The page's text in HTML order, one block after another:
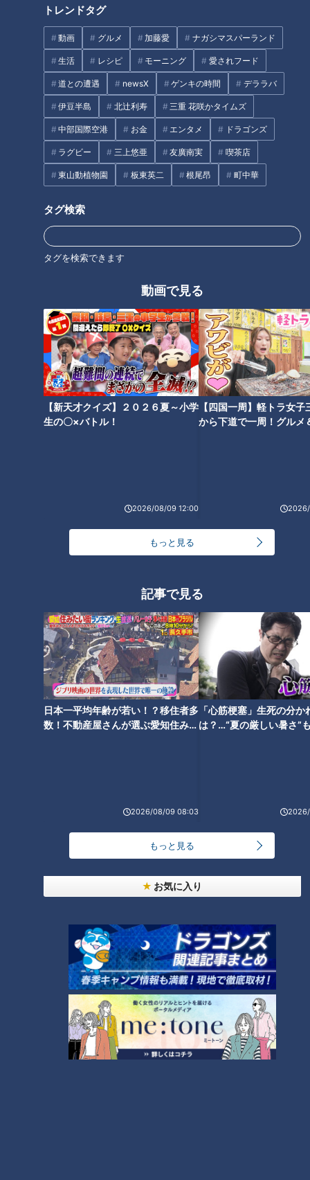
トレンドタグ
動画 グルメ 加藤愛 ナガシマスパーランド
生活 レシピ モーニング 愛されフード
道との遭遇 newsX ゲンキの時間 デララバ
伊豆半島 北辻利寿 三重 花咲かタイムズ
中部国際空港 お金 エンタメ ドラゴンズ
ラグビー 三上悠亜 友廣南実 喫茶店
東山動植物園 板東英二 根尾昂 町中華
タグ検索
タグを検索できます
動画で見る
【新天才クイズ】２０２６夏～小学
生の〇×バトル！
2026/08/09 12:00
【四国一周】軽トラ女子
から下道で一周！グルメ
もっと見る
記事で見る
日本一平均年齢が若い！？移住者多
数！不動産屋さんが選ぶ愛知住みた
2026/08/09 08:03
「心筋梗塞」生死の分か
は？…“夏の厳しい暑さ”
もっと見る
お気に入り
YouTube CBCスポーツ公式チャンネル
https://www.youtube.com/@cbc_sports/streams
・配信時間
8時30分～14時00分（予定）
第63回中部･第53回北陸実業団対抗駅伝競走大会
http://chubu.jita-trackfield.jp/schedule/c-s-h/
・解説：
糟谷悟（トヨタ紡織）
早川翼（トヨタ自動車）
平田和之（トヨタ紡織）
光山雄一朗（CBCテレビアナウンサー）
名古屋のテレビ5局が運営する動画配信サービス。テレビ番組
の見逃し配信はもちろん、ニュースや番組で取り上げたエンタ
メ、グルメ、おでかけ情報などを配信中。
https://locipo.jp/
東海テレビ放送、中京テレビ放送、CBCテレビ、名古屋テレ
ビ、テレビ愛知
https://apps.apple.com/jp/app/chuun/id1129036148
https://play.google.com/store/apps/details?
id=jp.co.ctv.chuun
この記事の画像を見る
この記事を見たあなたへのおすすめ